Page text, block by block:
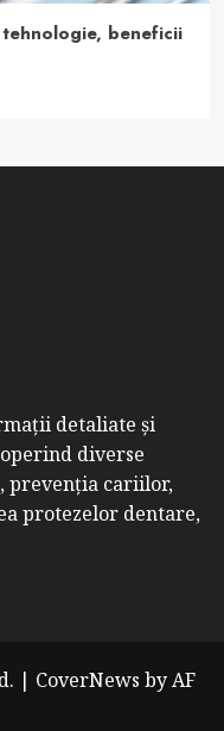
beneficii
detaliate și
diverse
prevenția cariilor,
protezelor dentare,
| CoverNews by AF